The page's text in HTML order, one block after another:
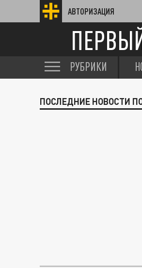
АВТОРИЗАЦИЯ
РУБРИКИ
ПОСЛЕДНИЕ НОВОСТИ